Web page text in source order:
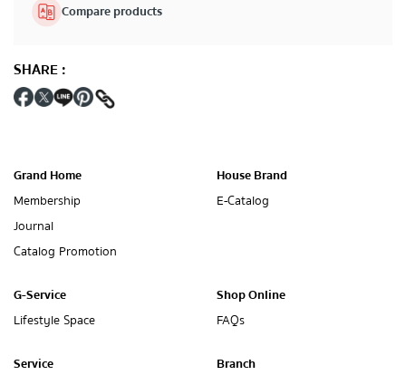
Compare products
SHARE:
Grand Home
Membership
Journal
Catalog Promotion
House Brand
E-Catalog
G-Service
Lifestyle Space
Shop Online
FAQs
Service
Branch